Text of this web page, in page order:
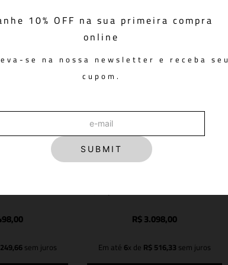
10% OFF na sua primeira compra
online
se na nossa newsletter e receba seu
cupom.
SUBMIT
WHITE
,00
249,66sem juros
JAQUETA LOU OFF WHITE
R$3.098,00
Em até 6x de R$516,33 sem juros